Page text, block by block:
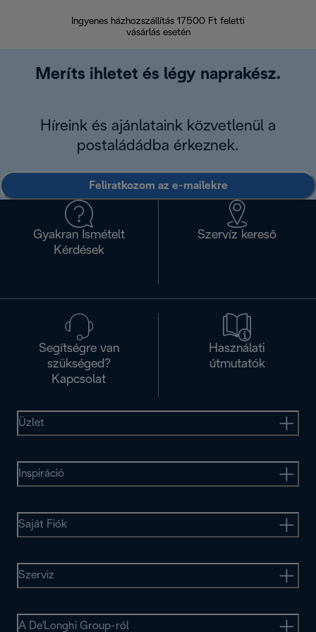
Ingyenes házhozszállítás 17500 Ft feletti
vásárlás esetén
Meríts ihletet és légy naprakész.
Híreink és ajánlataink közvetlenül a
postaládádba érkeznek.
Feliratkozom az e-mailekre
Gyakran Ismételt
Kérdések
Szervíz kereső
Segítségre van
szükséged?
Kapcsolat
Használati
útmutatók
Üzlet
Inspiráció
Saját Fiók
Szerviz
A De'Longhi Group-ról